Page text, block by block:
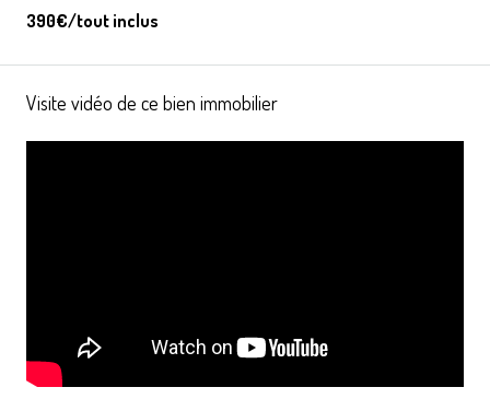
390€/tout inclus
Visite vidéo de ce bien immobilier